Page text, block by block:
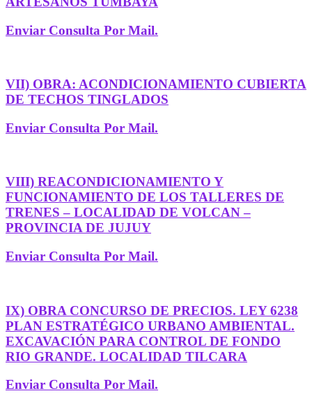
Enviar Consulta Por Mail.
VII) OBRA: ACONDICIONAMIENTO CUBIERTA
DE TECHOS TINGLADOS
Enviar Consulta Por Mail.
VIII) REACONDICIONAMIENTO Y
FUNCIONAMIENTO DE LOS TALLERES DE
TRENES – LOCALIDAD DE VOLCAN –
PROVINCIA DE JUJUY
Enviar Consulta Por Mail.
IX) OBRA CONCURSO DE PRECIOS. LEY 6238
PLAN ESTRATÉGICO URBANO AMBIENTAL.
EXCAVACIÓN PARA CONTROL DE FONDO
RIO GRANDE. LOCALIDAD TILCARA
Enviar Consulta Por Mail.